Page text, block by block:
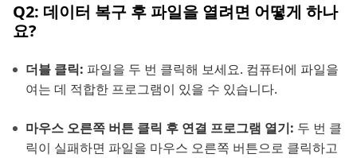
Q2: 데이터 복구 후 파일을 열려면 어떻게 하나
요?
더블 클릭: 파일을 두 번 클릭해 보세요. 컴퓨터에 파일을
여는 데 적합한 프로그램이 있을 수 있습니다.
마우스 오른쪽 버튼 클릭 후 연결 프로그램 열기: 두 번 클
릭이 실패하면 파일을 마우스 오른쪽 버튼으로 클릭하고